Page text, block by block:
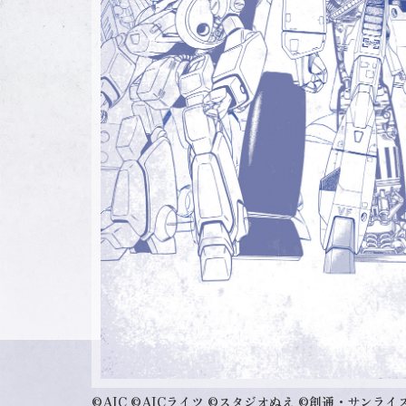
©AIC ©AICライツ ©スタジオぬえ ©創通・サンライ